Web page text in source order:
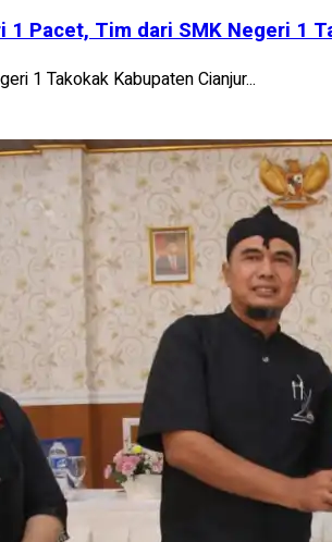
1 Pacet, Tim dari SMK Negeri 1
1 Takokak Kabupaten Cianjur...